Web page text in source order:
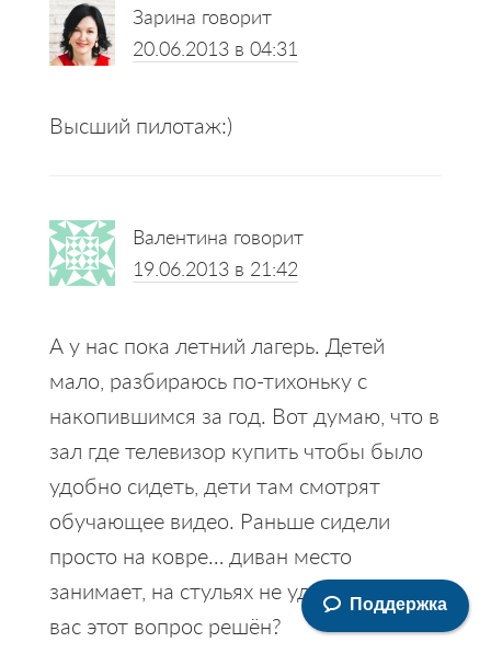
Зарина говорит
20.06.2013 в 04:31
Высший пилотаж:)
Валентина говорит
19.06.2013 в 21:42
А у нас пока летний лагерь. Детей
мало, разбираюсь по-тихоньку с
накопившимся за год. Вот думаю, что в
зал где телевизор купить чтобы было
удобно сидеть, дети там смотрят
обучающее видео. Раньше сидели
просто на ковре… диван место
занимает, на стульях не удобно.. как у
вас этот вопрос решён?
Поддержка